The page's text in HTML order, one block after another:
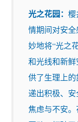
光之花园： 樱
情期间对安
妙地将“光之
和光线和新
供了生理上
递出积极、
焦虑与不安